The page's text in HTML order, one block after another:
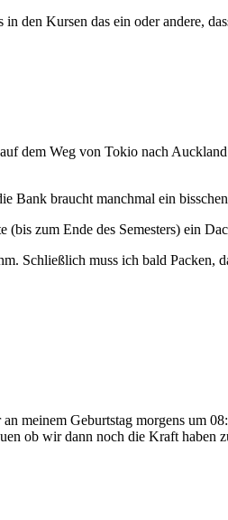
den Kursen das ein oder andere,
dem Weg von Tokio nach
braucht manchmal ein
zum Ende des Semesters) ein
Schließlich muss ich bald
Geburtstag morgens um
ob wir dann noch die Kraft haben